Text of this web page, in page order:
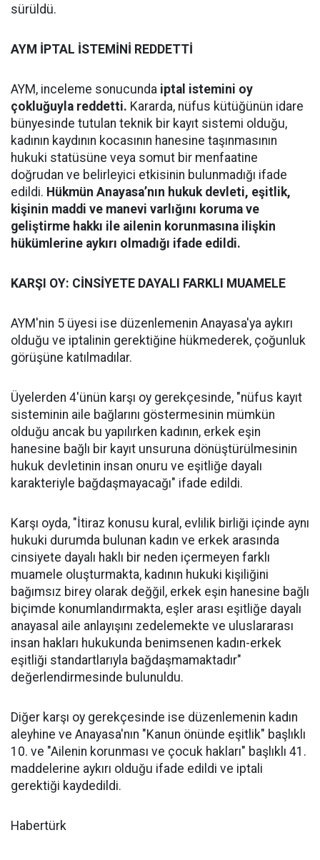
sürüldü.
AYM İPTAL İSTEMİNİ REDDETTİ
AYM, inceleme sonucunda iptal istemini oy
çokluğuyla reddetti. Kararda, nüfus kütüğünün idare
bünyesinde tutulan teknik bir kayıt sistemi olduğu,
kadının kaydının kocasının hanesine taşınmasının
hukuki statüsüne veya somut bir menfaatine
doğrudan ve belirleyici etkisinin bulunmadığı ifade
edildi. Hükmün Anayasa’nın hukuk devleti, eşitlik,
kişinin maddi ve manevi varlığını koruma ve
geliştirme hakkı ile ailenin korunmasına ilişkin
hükümlerine aykırı olmadığı ifade edildi.
KARŞI OY: CİNSİYETE DAYALI FARKLI MUAMELE
AYM'nin 5 üyesi ise düzenlemenin Anayasa'ya aykırı
olduğu ve iptalinin gerektiğine hükmederek, çoğunluk
görüşüne katılmadılar.
Üyelerden 4'ünün karşı oy gerekçesinde, "nüfus kayıt
sisteminin aile bağlarını göstermesinin mümkün
olduğu ancak bu yapılırken kadının, erkek eşin
hanesine bağlı bir kayıt unsuruna dönüştürülmesinin
hukuk devletinin insan onuru ve eşitliğe dayalı
karakteriyle bağdaşmayacağı" ifade edildi.
Karşı oyda, "İtiraz konusu kural, evlilik birliği içinde aynı
hukuki durumda bulunan kadın ve erkek arasında
cinsiyete dayalı haklı bir neden içermeyen farklı
muamele oluşturmakta, kadının hukuki kişiliğini
bağımsız birey olarak değğil, erkek eşin hanesine bağlı
biçimde konumlandırmakta, eşler arası eşitliğe dayalı
anayasal aile anlayışını zedelemekte ve uluslararası
insan hakları hukukunda benimsenen kadın-erkek
eşitliği standartlarıyla bağdaşmamaktadır"
değerlendirmesinde bulunuldu.
Diğer karşı oy gerekçesinde ise düzenlemenin kadın
aleyhine ve Anayasa'nın "Kanun önünde eşitlik" başlıklı
10. ve "Ailenin korunması ve çocuk hakları" başlıklı 41.
maddelerine aykırı olduğu ifade edildi ve iptali
gerektiği kaydedildi.
Habertürk